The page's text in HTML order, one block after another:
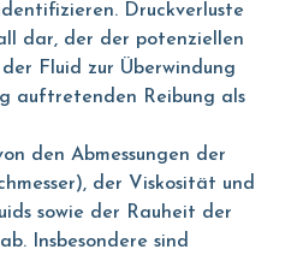
Druckverluste
dar, der der potenziellen
Fluid zur Überwindung
auftretenden Reibung als
den Abmessungen der
der Viskosität und
sowie der Rauheit der
Insbesondere sind